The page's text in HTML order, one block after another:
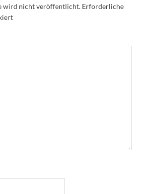
wird nicht veröffentlicht. Erforderliche